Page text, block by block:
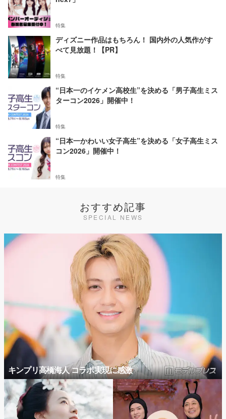
特集
ディズニー作品はもちろん！ 国内外の人気作がす
べて見放題！【PR】
特集
“日本一のイケメン高校生”を決める「男子高生ミス
ターコン2026」開催中！
特集
“日本一かわいい女子高生”を決める「女子高生ミス
コン2026」開催中！
特集
おすすめ記事
SPECIAL NEWS
キンプリ高橋海人 コラボ実現に感激